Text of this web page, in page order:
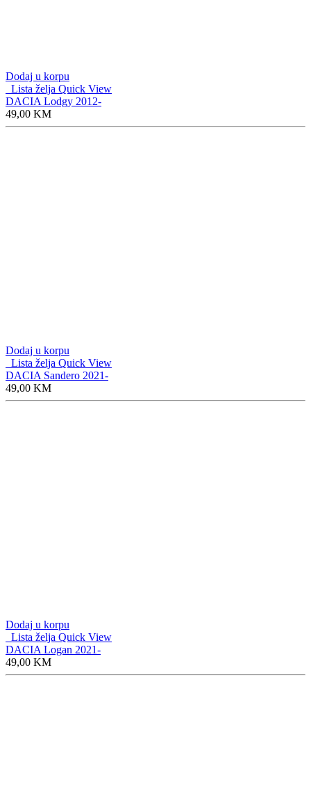
Dodaj u korpu
Lista želja Quick View
DACIA Lodgy 2012-
49,00 KM
Dodaj u korpu
Lista želja Quick View
DACIA Sandero 2021-
49,00 KM
Dodaj u korpu
Lista želja Quick View
DACIA Logan 2021-
49,00 KM